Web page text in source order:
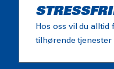
Hos oss vil du alltid
tilhørende tjenester